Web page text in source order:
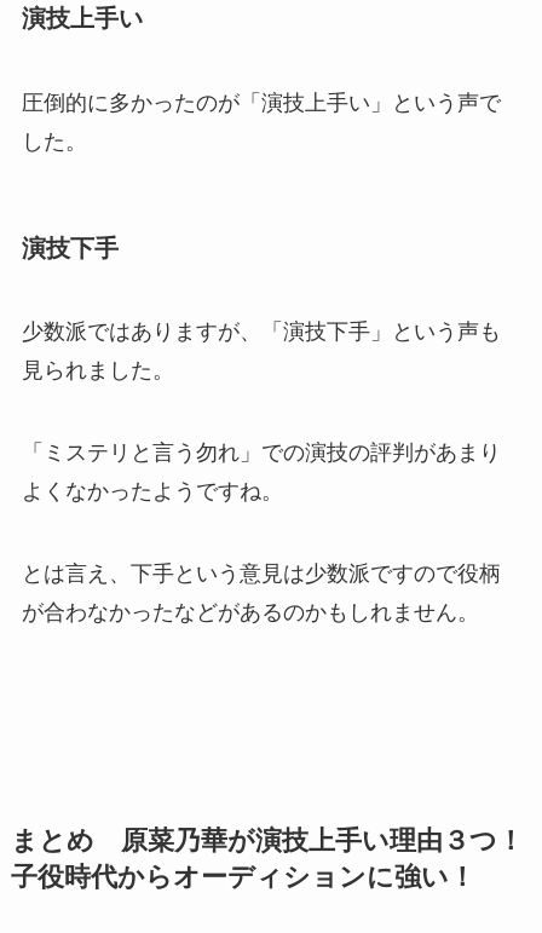
演技上手い
圧倒的に多かったのが「演技上手い」という声で
した。
演技下手
少数派ではありますが、「演技下手」という声も
見られました。
「ミステリと言う勿れ」での演技の評判があまり
よくなかったようですね。
とは言え、下手という意見は少数派ですので役柄
が合わなかったなどがあるのかもしれません。
まとめ 原菜乃華が演技上手い理由３つ！
子役時代からオーディションに強い！